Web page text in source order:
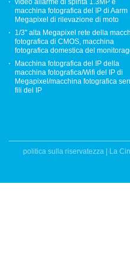
video allarme di spinta 1.3MP e
macchina fotografica del IP di Aarm
Megapixel di rilevazione di moto
1/3" alta Megapixel rete della
fotografica di CMOS, macchina
fotografica domestica del
Macchina fotografica del IP della
macchina fotografica/Wifi del IP di
Megapixel/macchina fotografica
fili del IP
politica sulla riservatezza|
La